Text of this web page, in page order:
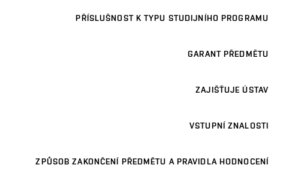
PŘÍSLUŠNOST K TYPU STUDIJNÍHO PROGRAMU
GARANT PŘEDMĚTU
ZAJIŠŤUJE ÚSTAV
VSTUPNÍ ZNALOSTI
ZPŮSOB ZAKONČENÍ PŘEDMĚTU A PRAVIDLA HODNOCENÍ